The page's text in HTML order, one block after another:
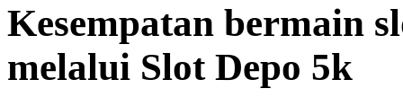
Kesempatan bermain
melalui Slot Depo 5k